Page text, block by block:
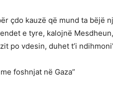
çdo kauzë që mund ta bëjë
e tyre, kalojnë
po vdesin, duhet t’i
foshnjat në Gaza”